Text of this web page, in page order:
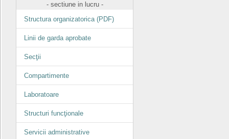
- sectiune in lucru -
Structura organizatorica (PDF)
Linii de garda aprobate
Secţii
Compartimente
Laboratoare
Structuri funcţionale
Servicii administrative